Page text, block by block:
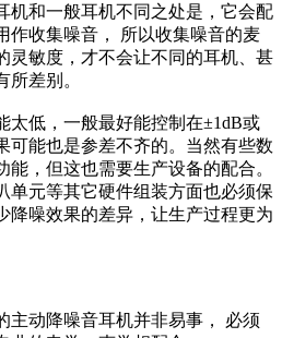
机和一般耳机不同之处是，它会配
作收集噪音， 所以收集噪音的麦
灵敏度，才不会让不同的耳机、甚
差别。
太低，一般最好能控制在±1dB或
可能也是参差不齐的。当然有些数
，但这也需要生产设备的配合。
单元等其它硬件组装方面也必须保
降噪效果的差异，让生产过程更为
主动降噪音耳机并非易事， 必须